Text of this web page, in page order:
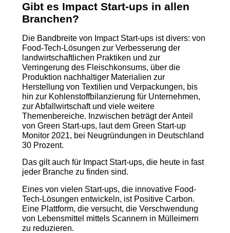
Gibt es Impact Start-ups in allen
Branchen?
Die Bandbreite von Impact Start-ups ist divers: von
Food-Tech-Lösungen zur Verbesserung der
landwirtschaftlichen Praktiken und zur
Verringerung des Fleischkonsums, über die
Produktion nachhaltiger Materialien zur
Herstellung von Textilien und Verpackungen, bis
hin zur Kohlenstoffbilanzierung für Unternehmen,
zur Abfallwirtschaft und viele weitere
Themenbereiche. Inzwischen beträgt der Anteil
von Green Start-ups, laut dem Green Start-up
Monitor 2021, bei Neugründungen in Deutschland
30 Prozent.
Das gilt auch für Impact Start-ups, die heute in fast
jeder Branche zu finden sind.
Eines von vielen Start-ups, die innovative Food-
Tech-Lösungen entwickeln, ist Positive Carbon.
Eine Plattform, die versucht, die Verschwendung
von Lebensmittel mittels Scannern in Mülleimern
zu reduzieren.